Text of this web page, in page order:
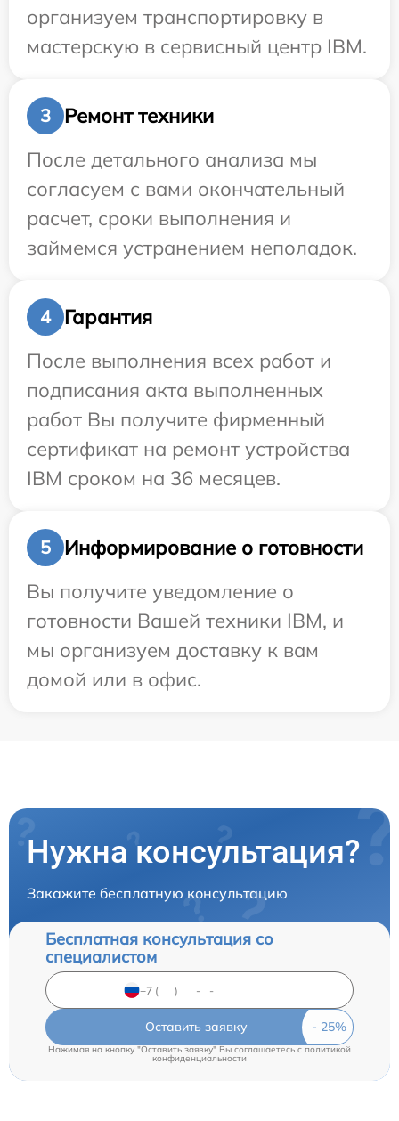
организуем транспортировку в
мастерскую в сервисный центр IBM.
3
Ремонт техники
После детального анализа мы
согласуем с вами окончательный
расчет, сроки выполнения и
займемся устранением неполадок.
4
Гарантия
После выполнения всех работ и
подписания акта выполненных
работ Вы получите фирменный
сертификат на ремонт устройства
IBM сроком на 36 месяцев.
5
Информирование о готовности
Вы получите уведомление о
готовности Вашей техники IBM, и
мы организуем доставку к вам
домой или в офис.
Нужна консультация?
Закажите бесплатную консультацию
Бесплатная консультация со
специалистом
Оставить заявку
Нажимая на кнопку "Оставить заявку" Вы соглашаетесь c политикой
конфиденциальности